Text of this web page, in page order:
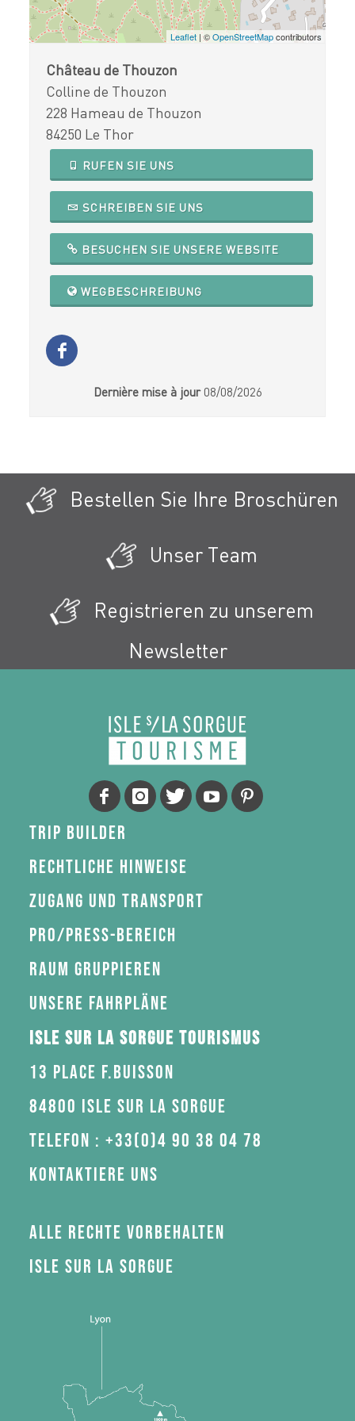
Leaflet| ©OpenStreetMapcontributors
Château de Thouzon
Colline de Thouzon
228 Hameau de Thouzon
84250 Le Thor
RUFEN SIE UNS
SCHREIBEN SIE UNS
BESUCHEN SIE UNSERE WEBSITE
WEGBESCHREIBUNG
Dernière mise à jour 08/08/2026
Bestellen Sie Ihre Broschüren
Unser Team
Registrieren zu unserem
Newsletter
Trip Builder
Rechtliche Hinweise
Zugang und Transport
Pro/Press-Bereich
Raum gruppieren
Unsere Fahrpläne
Isle sur la Sorgue Tourismus
13 Place F.Buisson
84800 Isle sur la Sorgue
Telefon : +33(0)4 90 38 04 78
Kontaktiere uns
Alle Rechte vorbehalten
Isle sur la Sorgue